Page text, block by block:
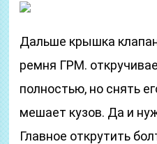
Дальше крышка
ремня ГРМ.
полностью, но снять
мешает кузов. Да и
Главное открутить